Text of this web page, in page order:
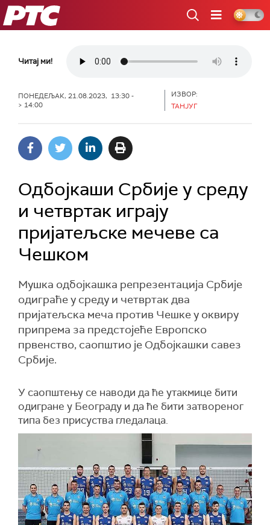
РТС
Читај ми!
ПОНЕДЕЉАК, 21.08.2023, 13:30 -
> 14:00
ИЗВОР:
ТАНЈУГ
Одбојкаши Србије у среду
и четвртак играју
пријатељске мечеве са
Чешком
Мушка одбојкашка репрезентација Србије
одиграће у среду и четвртак два
пријатељска меча против Чешке у оквиру
припрема за предстојеће Европско
првенство, саопштио је Одбојкашки савез
Србије.
У саопштењу се наводи да ће утакмице бити
одигране у Београду и да ће бити затвореног
типа без присуства гледалаца.